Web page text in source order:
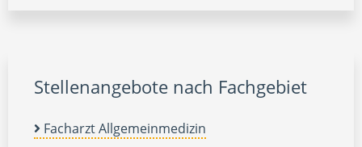
Stellenangebote nach Fachgebiet
Facharzt Allgemeinmedizin